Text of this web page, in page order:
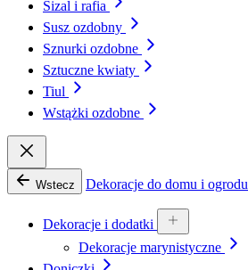
Sizal i rafia
Susz ozdobny
Sznurki ozdobne
Sztuczne kwiaty
Tiul
Wstążki ozdobne
Wstecz Dekoracje do domu i ogrodu
Dekoracje i dodatki
Dekoracje marynistyczne